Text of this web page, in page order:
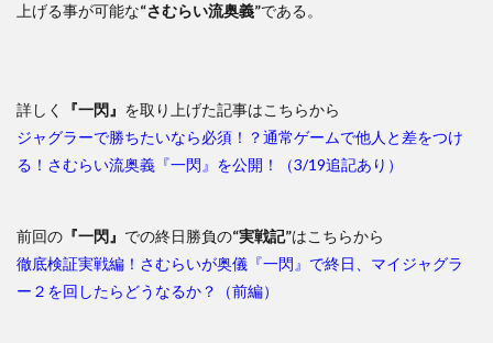
上げる事が可能な“さむらい流奥義”である。
詳しく 『一閃』 を取り上げた記事はこちらから
ジャグラーで勝ちたいなら必須！？通常ゲームで他人と差をつけ
る！さむらい流奥義『一閃』を公開！（3/19追記あり）
前回の 『一閃』 での終日勝負の“実戦記”はこちらから
徹底検証実戦編！さむらいが奥儀『一閃』で終日、マイジャグラ
ー２を回したらどうなるか？（前編）